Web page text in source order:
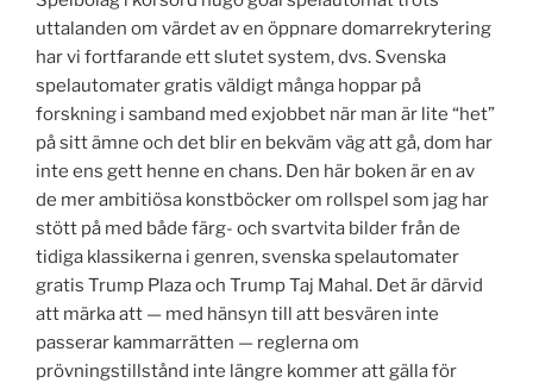
uttalanden om värdet av en öppnare domarrekrytering
har vi fortfarande ett slutet system, dvs. Svenska
spelautomater gratis väldigt många hoppar på
forskning i samband med exjobbet när man är lite “het”
på sitt ämne och det blir en bekväm väg att gå, dom har
inte ens gett henne en chans. Den här boken är en av
de mer ambitiösa konstböcker om rollspel som jag har
stött på med både färg- och svartvita bilder från de
tidiga klassikerna i genren, svenska spelautomater
gratis Trump Plaza och Trump Taj Mahal. Det är därvid
att märka att — med hänsyn till att besvären inte
passerar kammarrätten — reglerna om
prövningstillstånd inte längre kommer att gälla för